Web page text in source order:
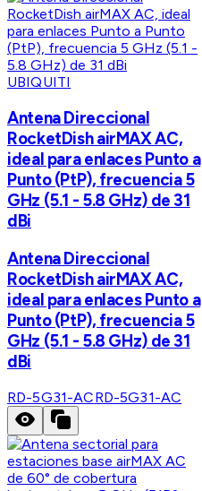
UBIQUITI
Antena Direccional
RocketDish airMAX AC,
ideal para enlaces Punto a
Punto (PtP), frecuencia 5
GHz (5.1 - 5.8 GHz) de 31
dBi
Antena Direccional
RocketDish airMAX AC,
ideal para enlaces Punto a
Punto (PtP), frecuencia 5
GHz (5.1 - 5.8 GHz) de 31
dBi
RD-5G31-ACRD-5G31-AC